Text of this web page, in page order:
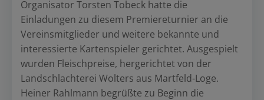
Organisator Torsten Tobeck hatte die
Einladungen zu diesem Premiereturnier an die
Vereinsmitglieder und weitere bekannte und
interessierte Kartenspieler gerichtet. Ausgespielt
wurden Fleischpreise, hergerichtet von der
Landschlachterei Wolters aus Martfeld-Loge.
Heiner Rahlmann begrüßte zu Beginn die